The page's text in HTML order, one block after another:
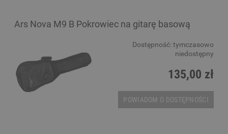
Ars Nova M9 B Pokrowiec na gitarę basową
Dostępność: tymczasowo
niedostępny
135,00 zł
POWIADOM O DOSTĘPNOŚCI